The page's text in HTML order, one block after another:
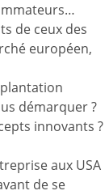
de ceux des
européen,
démarquer ?
innovants ?
aux USA
de se